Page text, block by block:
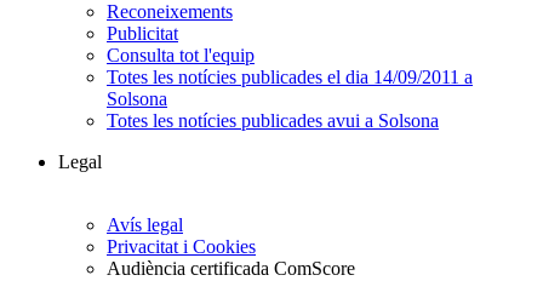
Reconeixements
Publicitat
Consulta tot l'equip
Totes les notícies publicades el dia 14/09/2011 a
Solsona
Totes les notícies publicades avui a Solsona
Legal
Avís legal
Privacitat i Cookies
Audiència certificada ComScore